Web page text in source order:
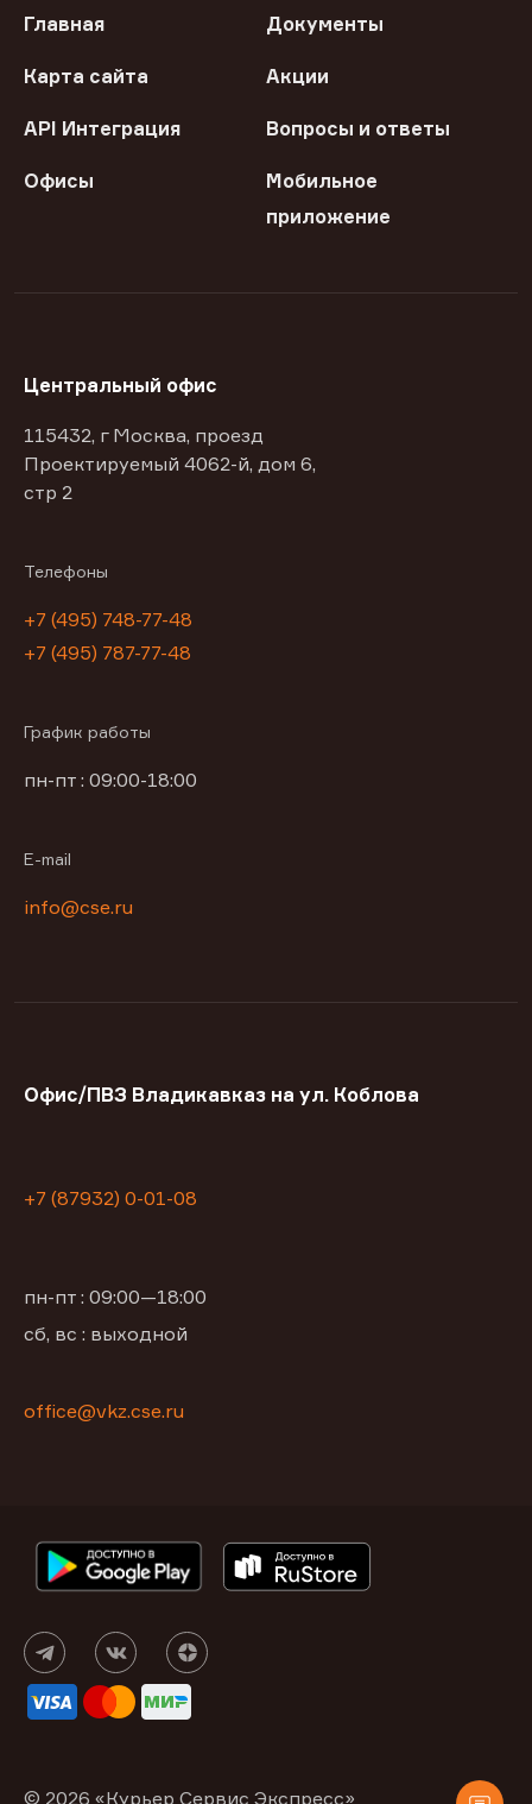
Главная Документы
Карта сайта Акции
API Интеграция Вопросы и ответы
Офисы
Мобильное
приложение
Центральный офис
115432, г Москва, проезд
Проектируемый 4062-й, дом 6,
стр 2
Телефоны
+7 (495) 748-77-48
+7 (495) 787-77-48
График работы
пн-пт : 09:00-18:00
E-mail
info@cse.ru
Офис/ПВЗ Владикавказ на ул. Коблова
+7 (87932) 0-01-08
пн-пт : 09:00—18:00
сб, вс : выходной
office@vkz.cse.ru
© 2026 «Курьер Сервис Экспресс»